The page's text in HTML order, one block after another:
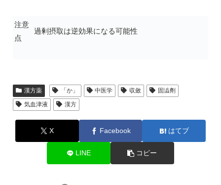
注意
点
過剰摂取は逆効果になる可能性
漢方薬 「か」 中医学 収斂
固澁劑
気血津液
漢方
X Facebook はてブ
LINE コピー